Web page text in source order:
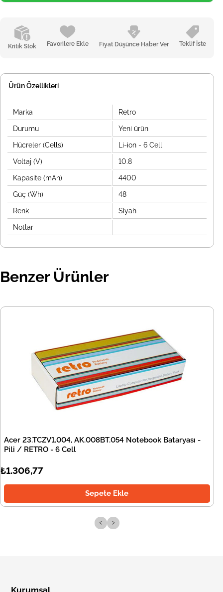
Kritik Stok Favorilere Ekle Fiyat Düşünce Haber Ver Teklif İste
Ürün Özellikleri
Marka Retro
Durumu Yeni ürün
Hücreler (Cells) Li-ion - 6 Cell
Voltaj (V) 10.8
Kapasite (mAh) 4400
Güç (Wh) 48
Renk Siyah
Notlar
Benzer Ürünler
Acer 23.TCZV1.004, AK.008BT.054 Notebook Bataryası -
Pili / RETRO - 6 Cell
₺1.306,77
Sepete Ekle
‹ ›